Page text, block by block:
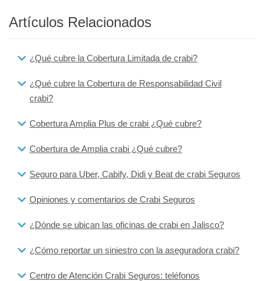
Artículos Relacionados
¿Qué cubre la Cobertura Limitada de crabi?
¿Qué cubre la Cobertura de Responsabilidad Civil
crabi?
Cobertura Amplia Plus de crabi ¿Qué cubre?
Cobertura de Amplia crabi ¿Qué cubre?
Seguro para Uber, Cabify, Didi y Beat de crabi Seguros
Opiniones y comentarios de Crabi Seguros
¿Dónde se ubican las oficinas de crabi en Jalisco?
¿Cómo reportar un siniestro con la aseguradora crabi?
Centro de Atención Crabi Seguros: teléfonos